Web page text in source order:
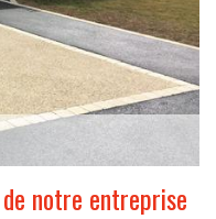
notre entreprise